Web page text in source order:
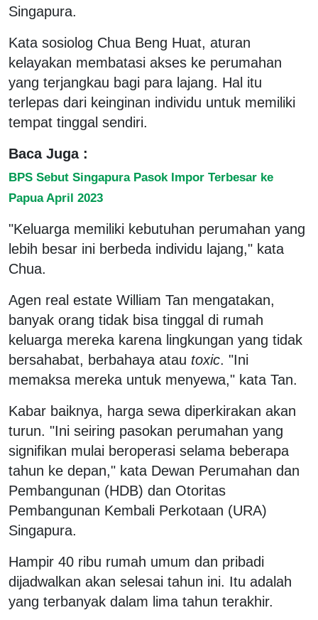
Singapura.
Kata sosiolog Chua Beng Huat, aturan
kelayakan membatasi akses ke perumahan
yang terjangkau bagi para lajang. Hal itu
terlepas dari keinginan individu untuk memiliki
tempat tinggal sendiri.
Baca Juga :
BPS Sebut Singapura Pasok Impor Terbesar ke
Papua April 2023
"Keluarga memiliki kebutuhan perumahan yang
lebih besar ini berbeda individu lajang," kata
Chua.
Agen real estate William Tan mengatakan,
banyak orang tidak bisa tinggal di rumah
keluarga mereka karena lingkungan yang tidak
bersahabat, berbahaya atau toxic. "Ini
memaksa mereka untuk menyewa," kata Tan.
Kabar baiknya, harga sewa diperkirakan akan
turun. "Ini seiring pasokan perumahan yang
signifikan mulai beroperasi selama beberapa
tahun ke depan," kata Dewan Perumahan dan
Pembangunan (HDB) dan Otoritas
Pembangunan Kembali Perkotaan (URA)
Singapura.
Hampir 40 ribu rumah umum dan pribadi
dijadwalkan akan selesai tahun ini. Itu adalah
yang terbanyak dalam lima tahun terakhir.